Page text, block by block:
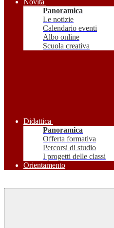
Novità
Panoramica
Le notizie
Calendario eventi
Albo online
Scuola creativa
Didattica
Panoramica
Offerta formativa
Percorsi di studio
I progetti delle classi
Orientamento